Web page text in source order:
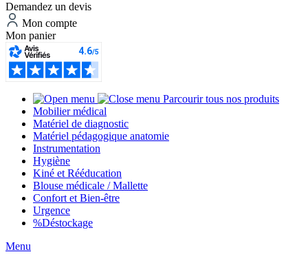
Demandez un devis
Mon compte
Mon panier
Parcourir tous nos produits
Mobilier médical
Matériel de diagnostic
Matériel pédagogique anatomie
Instrumentation
Hygiène
Kiné et Rééducation
Blouse médicale / Mallette
Confort et Bien-être
Urgence
%Déstockage
Menu